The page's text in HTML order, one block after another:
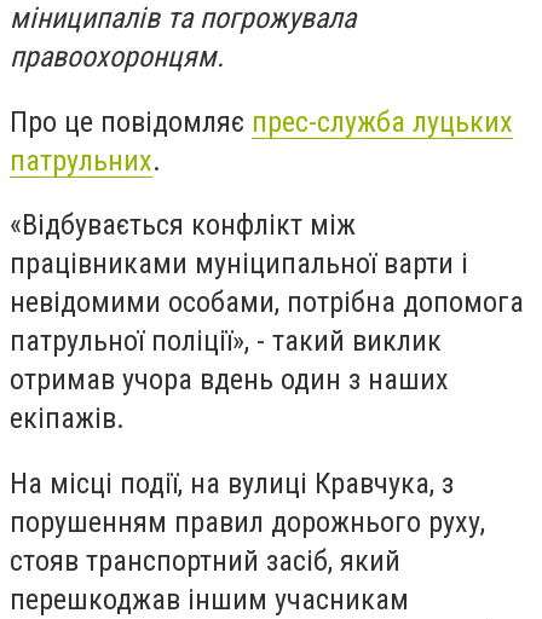
міниципалів та погрожувала
правоохоронцям.
Про це повідомляє прес-служба луцьких
патрульних.
«Відбувається конфлікт між
працівниками муніципальної варти і
невідомими особами, потрібна допомога
патрульної поліції», - такий виклик
отримав учора вдень один з наших
екіпажів.
На місці події, на вулиці Кравчука, з
порушенням правил дорожнього руху,
стояв транспортний засіб, який
перешкоджав іншим учасникам